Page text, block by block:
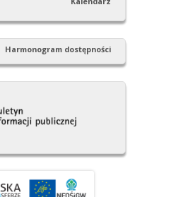
Harmonogram dostępności